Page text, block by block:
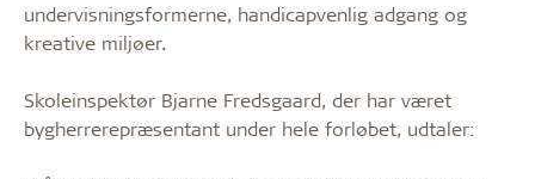
undervisningsformerne, handicapvenlig adgang og
kreative miljøer.
Skoleinspektør Bjarne Fredsgaard, der har været
bygherrerepræsentant under hele forløbet, udtaler: